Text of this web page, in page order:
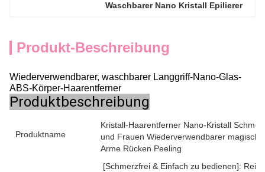
Waschbarer Nano Kristall Epilierer
Produkt-Beschreibung
Wiederverwendbarer, waschbarer Langgriff-Nano-Glas-
ABS-Körper-Haarentferner
Produktbeschreibung
Produktname
Kristall-Haarentferner Nano-Kristall
und Frauen Wiederverwendbarer
Arme Rücken Peeling
[Schmerzfrei & Einfach zu bedienen]: